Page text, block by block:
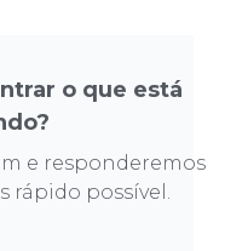
o que está
e responderemos
rápido possível.